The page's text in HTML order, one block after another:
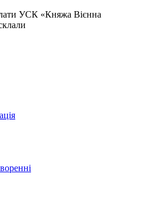
УСК «Княжа Вієнна